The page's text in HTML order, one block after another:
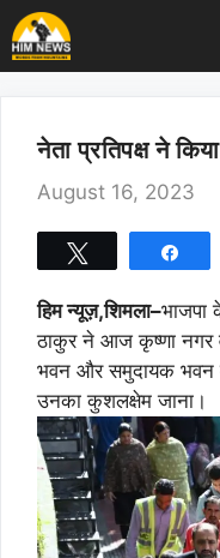
Skip
to
content
नेता प्रतिपक्ष ने
August 16, 2023
हिम न्यूज़,शिमला–भाजपा
ठाकुर ने आज कृष्णा नगर
भवन और समुदायक भवन
उनका कुशलक्षेम जाना।